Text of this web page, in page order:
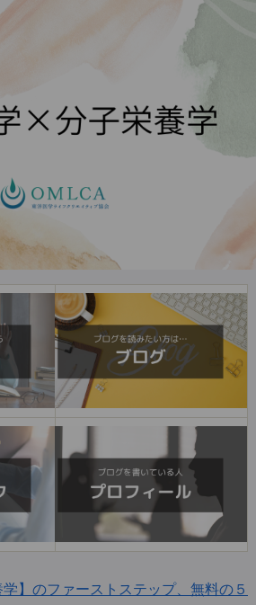
学】のファーストステップ、無料の５